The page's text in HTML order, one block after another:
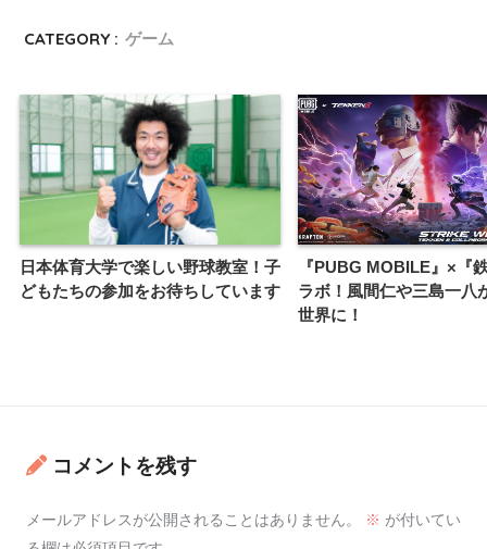
CATEGORY : ゲーム
日本体育大学で楽しい野球教室！子
どもたちの参加をお待ちしています
『PUBG MOBILE』×『
ラボ！風間仁や三島一八
世界に！
コメントを残す
メールアドレスが公開されることはありません。 ※ が付いてい